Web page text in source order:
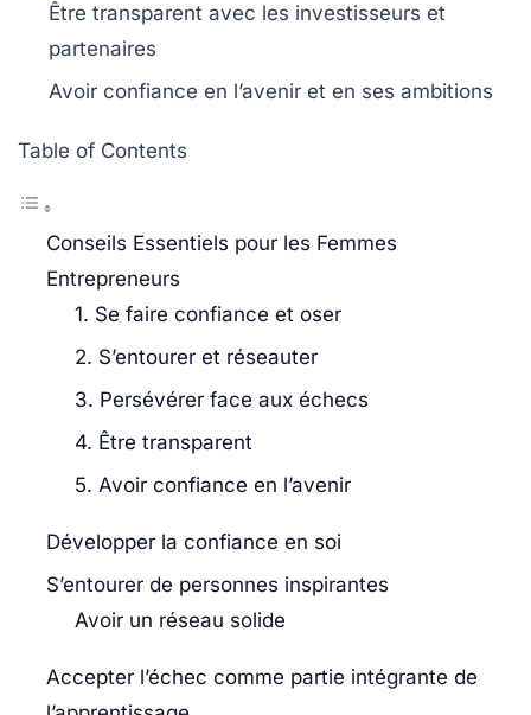
Être transparent avec les investisseurs et
partenaires
Avoir confiance en l’avenir et en ses ambitions
Table of Contents
Conseils Essentiels pour les Femmes
Entrepreneurs
1. Se faire confiance et oser
2. S’entourer et réseauter
3. Persévérer face aux échecs
4. Être transparent
5. Avoir confiance en l’avenir
Développer la confiance en soi
S’entourer de personnes inspirantes
Avoir un réseau solide
Accepter l’échec comme partie intégrante de